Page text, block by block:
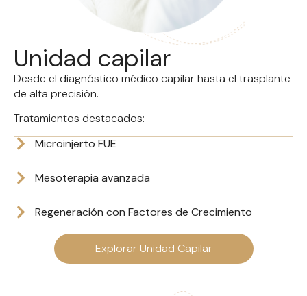
Unidad capilar
Desde el diagnóstico médico capilar hasta el trasplante
de alta precisión.
Tratamientos destacados:
Microinjerto FUE
Mesoterapia avanzada
Regeneración con Factores de Crecimiento
Explorar Unidad Capilar